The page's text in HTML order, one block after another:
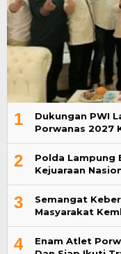
1
Dukungan PWI
Porwanas 2027
2
Polda Lampung
Kejuaraan
3
Semangat
Masyarakat
4
Enam Atlet